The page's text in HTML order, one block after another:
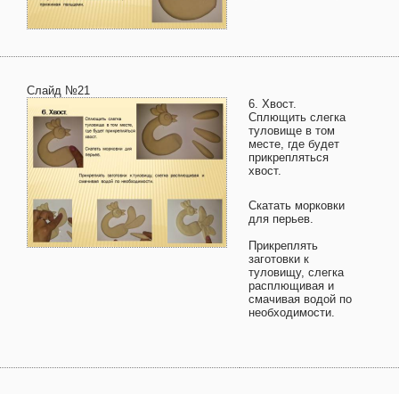
Слайд №21
6. Хвост.
Сплющить слегка
туловище в том
месте, где будет
прикрепляться
хвост.
Скатать морковки
для перьев.
Прикреплять
заготовки к
туловищу, слегка
расплющивая и
смачивая водой по
необходимости.